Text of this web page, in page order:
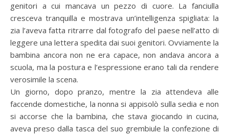
genitori a cui mancava un pezzo di cuore. La fanciulla
cresceva tranquilla e mostrava un’intelligenza spigliata: la
zia l’aveva fatta ritrarre dal fotografo del paese nell’atto di
leggere una lettera spedita dai suoi genitori. Ovviamente la
bambina ancora non ne era capace, non andava ancora a
scuola, ma la postura e l’espressione erano tali da rendere
verosimile la scena.
Un giorno, dopo pranzo, mentre la zia attendeva alle
faccende domestiche, la nonna si appisolò sulla sedia e non
si accorse che la bambina, che stava giocando in cucina,
aveva preso dalla tasca del suo grembiule la confezione di